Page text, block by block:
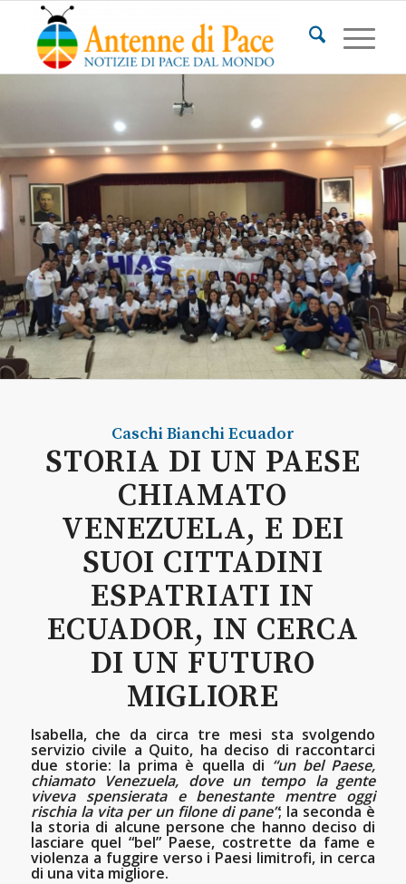
Caschi BianchiEcuador
STORIA DI UN PAESE
CHIAMATO
VENEZUELA, E DEI
SUOI CITTADINI
ESPATRIATI IN
ECUADOR, IN CERCA
DI UN FUTURO
MIGLIORE
Isabella, che da circa tre mesi sta svolgendo
servizio civile a Quito, ha deciso di raccontarci
due storie: la prima è quella di “un bel Paese,
chiamato Venezuela, dove un tempo la gente
viveva spensierata e benestante mentre oggi
rischia la vita per un filone di pane”; la seconda è
la storia di alcune persone che hanno deciso di
lasciare quel “bel” Paese, costrette da fame e
violenza a fuggire verso i Paesi limitrofi, in cerca
di una vita migliore.